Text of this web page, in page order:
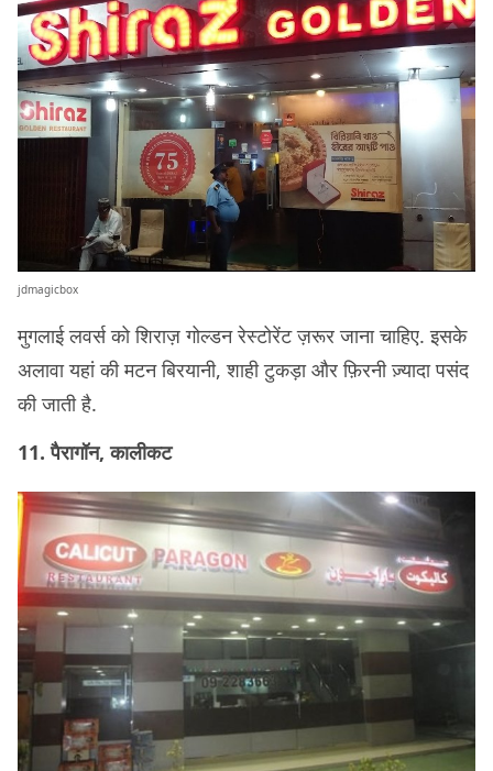
jdmagicbox
मुगलाई लवर्स को शिराज़ गोल्डन रेस्टोरेंट ज़रूर जाना चाहिए. इसके
अलावा यहां की मटन बिरयानी, शाही टुकड़ा और फ़िरनी ज़्यादा पसंद
की जाती है.
11. पैरागॉन, कालीकट